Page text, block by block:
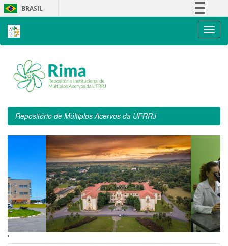
Skip
navigation
BRASIL
Repositório de Múltiplos Acervos da UFRRJ
'